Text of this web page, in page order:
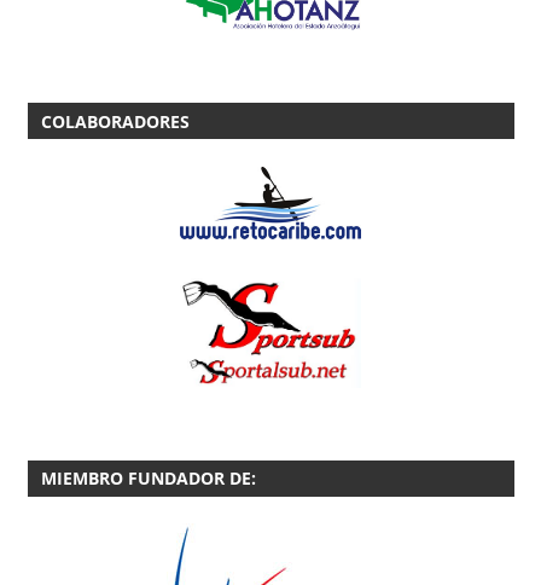
COLABORADORES
MIEMBRO FUNDADOR DE: